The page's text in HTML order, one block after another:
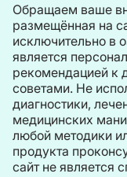
Обращаем ваше
размещённая на
исключительно в
является
рекомендацией к
советами. Не
диагностики,
медицинских
любой методики
продукта
сайт не является